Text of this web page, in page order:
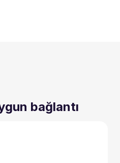
bağlantı